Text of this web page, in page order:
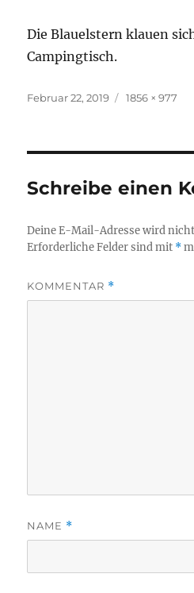
Die Blauelstern klauen
Campingtisch.
Veröffentlicht
Februar 22, 2019 Originalgröße
1856 × 977
Schreibe einen
Deine E-Mail-Adresse wird
Erforderliche Felder sind mit *
KOMMENTAR *
NAME *